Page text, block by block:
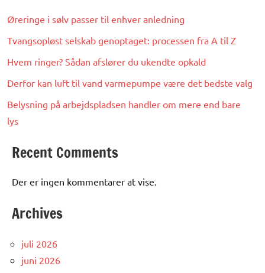
Øreringe i sølv passer til enhver anledning
Tvangsopløst selskab genoptaget: processen fra A til Z
Hvem ringer? Sådan afslører du ukendte opkald
Derfor kan luft til vand varmepumpe være det bedste valg
Belysning på arbejdspladsen handler om mere end bare
lys
Recent Comments
Der er ingen kommentarer at vise.
Archives
juli 2026
juni 2026